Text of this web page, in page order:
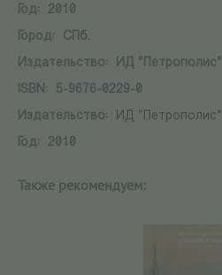
Год:
2010
Город:
СПб.
Издательство:
ИД "Петрополис"
ISBN:
5-9676-0229-0
Издательство:
ИД "Петрополис"
Год:
2010
Также рекомендуем: